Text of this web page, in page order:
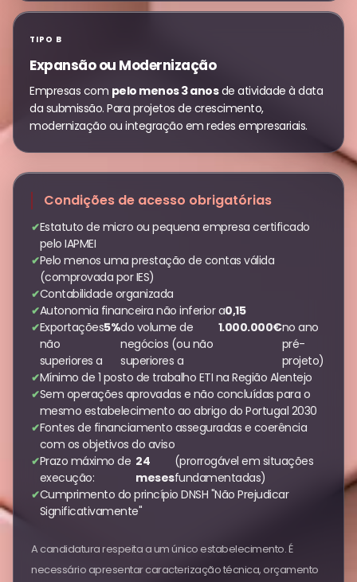
TIPO B
Expansão ou Modernização
Empresas com pelo menos 3 anosde atividade à data
da submissão. Para projetos de crescimento,
modernização ou integração em redes empresariais.
Condições de acesso obrigatórias
Estatuto de micro ou pequena empresa certificado
pelo IAPMEI
Pelo menos uma prestação de contas válida
(comprovada por IES)
Contabilidade organizada
Autonomia financeira não inferior a0,15
Exportações
não
superiores a
5%do volume de
negócios (ou não
superiores a
1.000.000€no ano
pré-
projeto)
Mínimo de 1 posto de trabalho ETI na Região Alentejo
Sem operações aprovadas e não concluídas para o
mesmo estabelecimento ao abrigo do Portugal 2030
Fontes de financiamento asseguradas e coerência
com os objetivos do aviso
Prazo máximo de
execução:
24
meses
(prorrogável em situações
fundamentadas)
Cumprimento do princípio DNSH "Não Prejudicar
Significativamente"
A candidatura respeita a um único estabelecimento. É
necessário apresentar caracterização técnica, orçamento